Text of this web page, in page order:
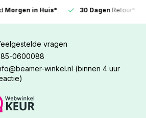
in Huis* 30 DagenRetour*
vragen
0600088
winkel.nl (binnen 4 uur